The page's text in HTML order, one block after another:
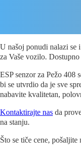
U našoj ponudi nalazi se
za Vaše vozilo.
ESP senzor za Pežo 408
bi se utvrdio da je sve
nabavite kvalitetan,
Kontaktirajte nas da
na stanju.
Što se tiče cene,